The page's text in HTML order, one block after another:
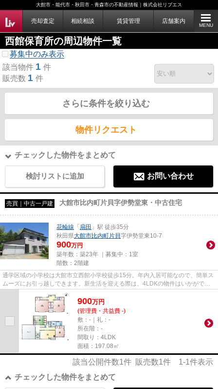
大館市・能代市・秋田市・青森市の不動産情報｜株式会社リブエス
売却査定 相続相談 賃貸管理 店舗案内
MENU
西館保育所の周辺物件一覧
募集中のみ表示
該当物件 1 件
販売数 1 件
さらに条件を絞り込む
物件リクエスト
チェックした物件をまとめて
検討リストに追加 お問い合わせ
売買｜中古一戸建 大館市比内町片貝字伊勢堂東・中古住宅
花輪線 「 扇田 」駅 徒歩35分
秋田県大館市比内町片貝字伊勢堂東10-7
900万円
築年数：築23年 ｜募集中： 1室
階数：2階建
通学区域の小学校は大館市立西館小学校徒歩15分。年内入居可能なので、簡単ス
ムーズにお引っ越しできます。新生活を迎える際は、4LDKの物件はいかがでし
ょうか。ご家族との穏やかな時...
900万円
(管理費・共益費 -)
敷：-｜礼：-
所在階：-
間取り：4LDK
面積：197.08㎡
該当公開件数1件 販売数1件 1-1件表示
チェックした物件をまとめて